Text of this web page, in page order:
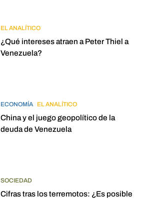
EL ANALÍTICO
¿Qué intereses atraen a Peter Thiel a
Venezuela?
ECONOMÍA EL ANALÍTICO
China y el juego geopolítico de la
deuda de Venezuela
SOCIEDAD
Cifras tras los terremotos: ¿Es posible